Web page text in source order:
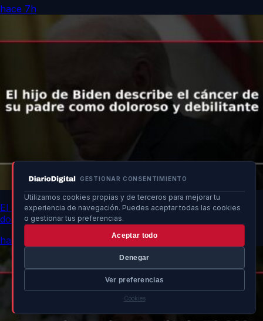
GESTIONAR CONSENTIMIENTO
Utilizamos cookies propias y de terceros para mejorar tu
experiencia de navegación. Puedes aceptar todas las cookies
o gestionar tus preferencias.
Aceptar todo
Denegar
Ver preferencias
Cookies
hace 7h
El hijo de Biden describe el cáncer de su padre como
doloroso y debilitante
hace 7h